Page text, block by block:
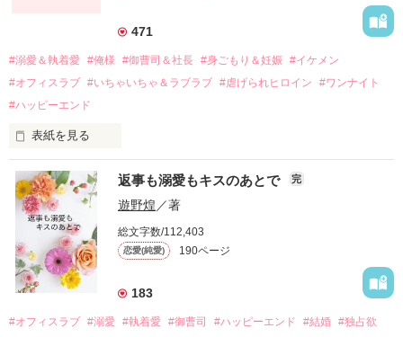
それから約十二年後。
過去の傷から、二度と会いたくないと思っていた哲平に
運命のような再会を果たす。
酔った勢いで一夜を共にしてしまった。
さらに、美桜が初めてだと知った哲平は
『責任をとる、結婚しよう』と真っ直ぐに告げてきた。
戸惑う美桜とは裏腹に、好きという気持ちを隠すことなく
甘やかしてくる。
そんなある日、哲平は美桜がストーカー被害に
遭っていることを知る。
美桜を守るため、哲平は同居を提案してきて――。
夏木美桜(なつきみお)
471
#溺愛＆執着愛 #俺様 #御曹司＆社長 #身ごもり＆妊娠 #イケメン
#オフィスラブ #いちゃいちゃ＆ラブラブ #虐げられヒロイン
#ワンナイト
#ハッピーエンド
表紙を見る
おかしな噂を流されて前の職場でうまくいかなかった梅田美
桜は、海外で傷心旅行をしていたところ、日本人美青年と出会
い、酒の勢いもあり一夜限りの関係となる。
帰国後、美桜は新しい職場でワンナイトした美青年と再会。
なんと彼の正体は、とある財閥御曹司にも関わらず、一族を離
れて起業した新進気鋭の実業家、社内でも冷徹だと評判な社長
――御影恭司その人だったのだ――！
なぜか恭司から飼い猫の世話係を命じられた美桜は、猫の世
の関係となってしまい――？
返事も溺愛もキスのあとで 完
遊野煌 ／著
総文字数/112,403
恋愛(純愛) 190ページ
183
#オフィスラブ #溺愛 #執着愛 #御曹司 #ハッピーエンド #結婚 #独占欲